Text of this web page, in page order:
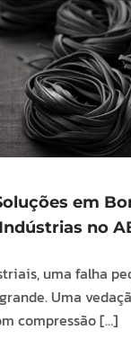
em
no
uma falha
Uma
compressão […]